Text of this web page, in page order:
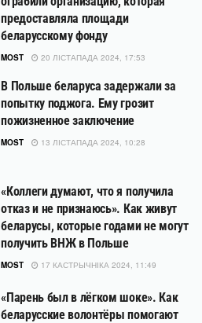
предоставляла площади
беларусскому фонду
MOST 20 ЛІСТАПАДА 2024, 17:53
В Польше беларуса задержали за
попытку поджога. Ему грозит
пожизненное заключение
MOST 13 ЛІСТАПАДА 2024, 10:28
«Коллеги думают, что я получила
отказ и не признаюсь». Как живут
беларусы, которые годами не могут
получить ВНЖ в Польше
MOST 17 КАСТРЫЧНІКА 2024, 11:49
«Парень был в лёгком шоке». Как
беларусские волонтёры помогают